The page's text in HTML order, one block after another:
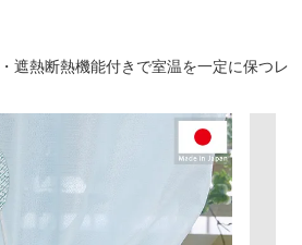
遮熱断熱機能付きで室温を一定に保つレ